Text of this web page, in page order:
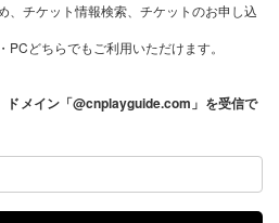
、チケット情報検索、チケットのお申し込
どちらでもご利用いただけます。
ドメイン「@cnplayguide.com」を受信で